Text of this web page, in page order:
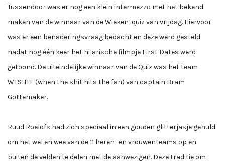
Tussendoor was er nog een klein intermezzo met het bekend
maken van de winnaar van de Wiekentquiz van vrijdag. Hiervoor
was er een benaderingsvraag bedacht en deze werd gesteld
nadat nog één keer het hilarische filmpje First Dates werd
getoond. De uiteindelijke winnaar van de Quiz was het team
WTSHTF (when the shit hits the fan) van captain Bram
Gottemaker.
Ruud Roelofs had zich speciaal in een gouden glitterjasje gehuld
om het wel en wee van de 11 heren- en vrouwenteams op en
buiten de velden te delen met de aanwezigen. Deze traditie om